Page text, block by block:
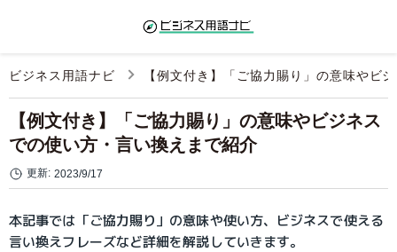
ビジネス用語ナビ 【例文付き】「ご協力賜り」の意味やビ
【例文付き】「ご協力賜り」の意味やビジネス
での使い方・言い換えまで紹介
更新: 2023/9/17
本記事では「ご協力賜り」の意味や使い方、ビジネスで使える
言い換えフレーズなど詳細を解説していきます。